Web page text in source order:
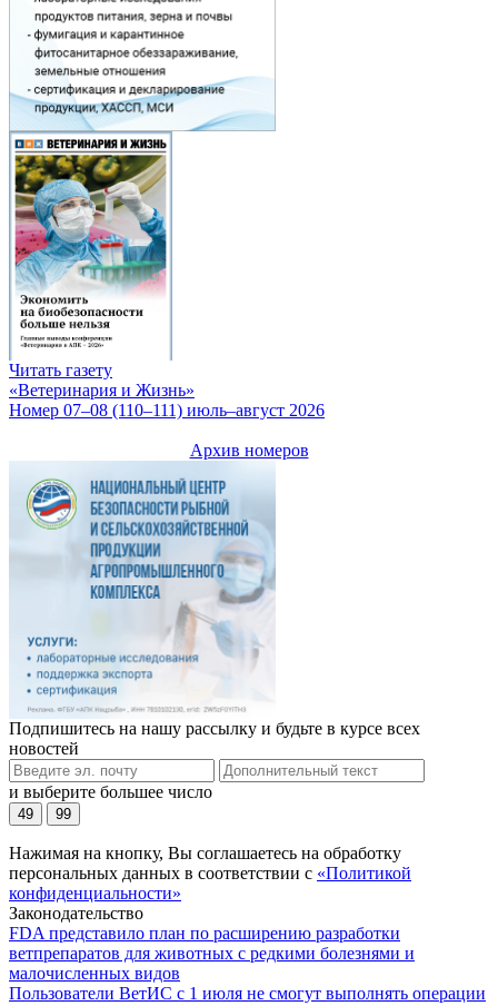
Читать газету
«Ветеринария и Жизнь»
Номер 07–08 (110–111) июль–август 2026
Архив номеров
Подпишитесь на нашу рассылку и будьте в курсе всех
новостей
и выберите большее число
49 99
Нажимая на кнопку, Вы соглашаетесь на обработку
персональных данных в соответствии с «Политикой
конфиденциальности»
Законодательство
FDA представило план по расширению разработки
ветпрепаратов для животных с редкими болезнями и
малочисленных видов
Пользователи ВетИС с 1 июля не смогут выполнять операции